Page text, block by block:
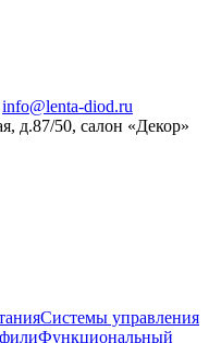
info@lenta-diod.ru
д.87/50, салон «Декор»
Системы управления
Функциональный